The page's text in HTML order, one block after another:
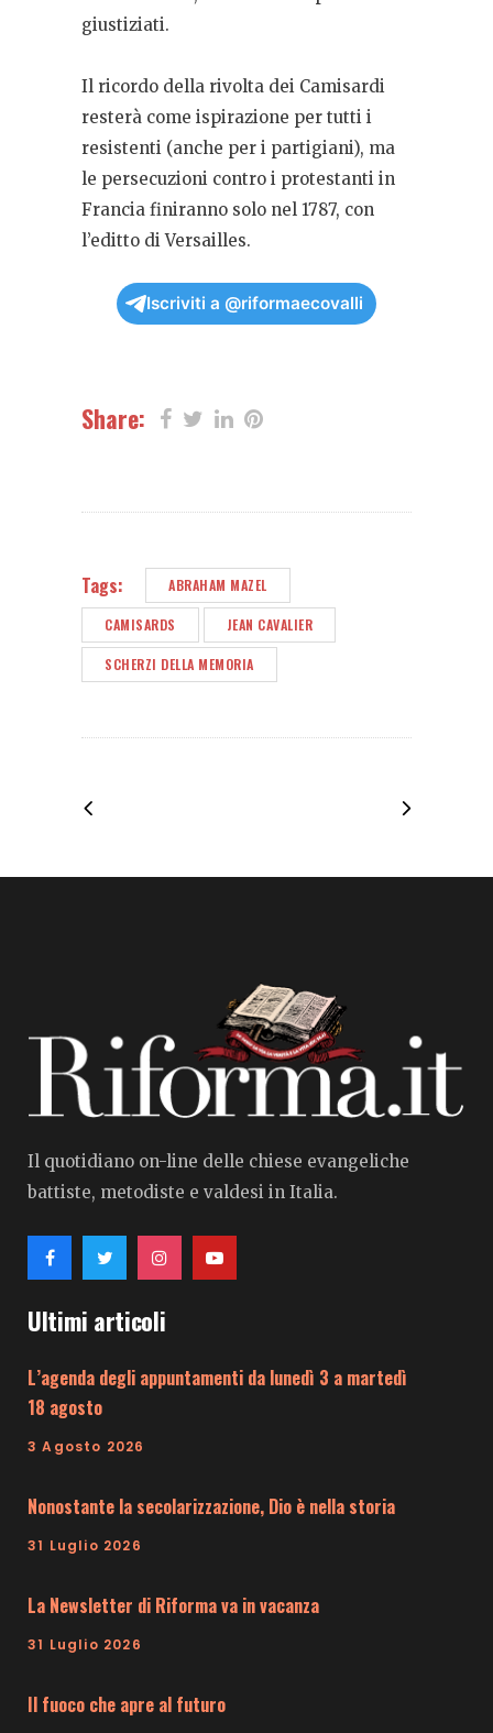
giustiziati.
Il ricordo della rivolta dei Camisardi
resterà come ispirazione per tutti i
resistenti (anche per i partigiani), ma
le persecuzioni contro i protestanti in
Francia finiranno solo nel 1787, con
l’editto di Versailles.
Iscriviti a @riformaecovalli
Share:
Tags: ABRAHAM MAZEL
CAMISARDS JEAN CAVALIER
SCHERZI DELLA MEMORIA
Il quotidiano on-line delle chiese evangeliche
battiste, metodiste e valdesi in Italia.
Ultimi articoli
L’agenda degli appuntamenti da lunedì 3 a martedì
18 agosto
3 Agosto 2026
Nonostante la secolarizzazione, Dio è nella storia
31 Luglio 2026
La Newsletter di Riforma va in vacanza
31 Luglio 2026
Il fuoco che apre al futuro